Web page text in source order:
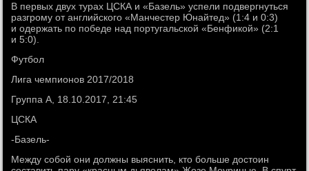
В первых двух турах ЦСКА и «Базель» успели подвергнуться
разгрому от английского «Манчестер Юнайтед» (1:4 и 0:3)
и одержать по победе над португальской «Бенфикой» (2:1
и 5:0).
Футбол
Лига чемпионов 2017/2018
Группа A, 18.10.2017, 21:45
ЦСКА
-Базель-
Между собой они должны выяснить, кто больше достоин